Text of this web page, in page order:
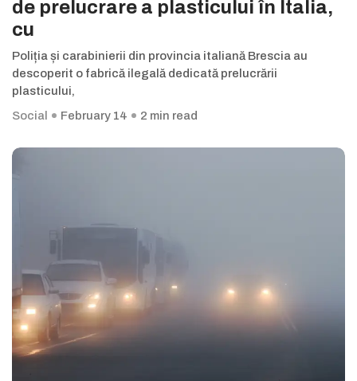
de prelucrare a plasticului în Italia,
cu
Poliția și carabinierii din provincia italiană Brescia au
descoperit o fabrică ilegală dedicată prelucrării
plasticului,
Social
February 14 2 min read